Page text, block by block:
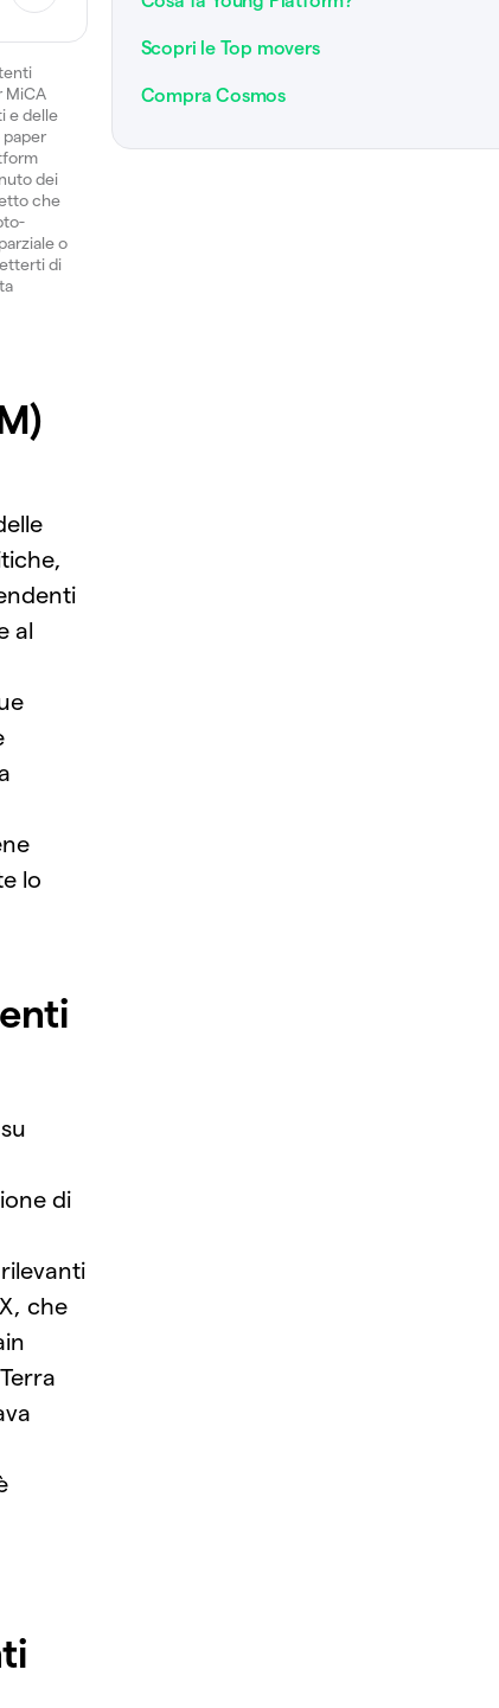
MiCA
e delle
dei
che
o
di
al
lo
di
che
Scopri le Top movers
Compra Cosmos